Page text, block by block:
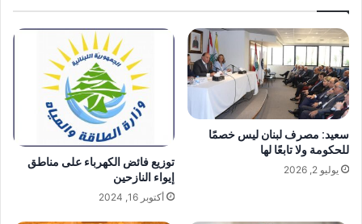
سعيد: مصرف لبنان ليس خصمًا
للحكومة ولا تابعًا لها
يوليو 2, 2026
توزيع فائض الكهرباء على مناطق
إيواء النازحين
أكتوبر 16, 2024